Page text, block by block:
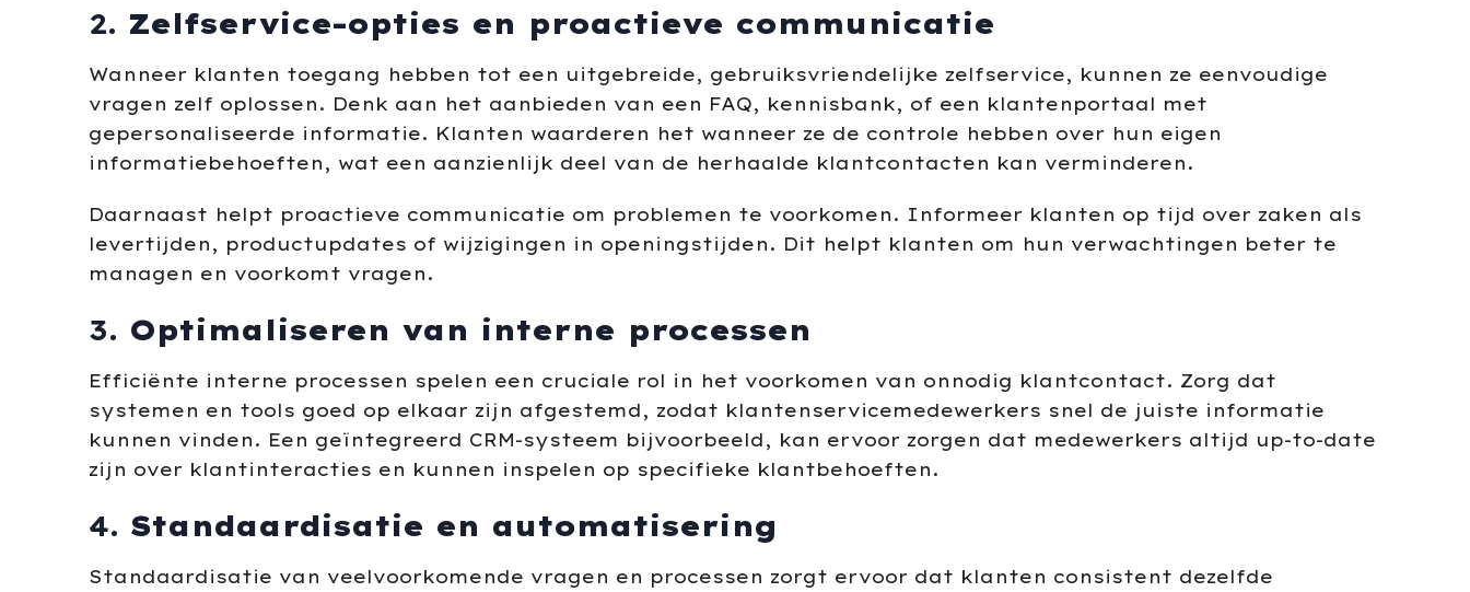
2. Zelfservice-opties en proactieve communicatie
Wanneer klanten toegang hebben tot een uitgebreide, gebruiksvriendelijke zelfservice, kunnen ze eenvoudige
vragen zelf oplossen. Denk aan het aanbieden van een FAQ, kennisbank, of een klantenportaal met
gepersonaliseerde informatie. Klanten waarderen het wanneer ze de controle hebben over hun eigen
informatiebehoeften, wat een aanzienlijk deel van de herhaalde klantcontacten kan verminderen.
Daarnaast helpt proactieve communicatie om problemen te voorkomen. Informeer klanten op tijd over zaken als
levertijden, productupdates of wijzigingen in openingstijden. Dit helpt klanten om hun verwachtingen beter te
managen en voorkomt vragen.
3. Optimaliseren van interne processen
Efficiënte interne processen spelen een cruciale rol in het voorkomen van onnodig klantcontact. Zorg dat
systemen en tools goed op elkaar zijn afgestemd, zodat klantenservicemedewerkers snel de juiste informatie
kunnen vinden. Een geïntegreerd CRM-systeem bijvoorbeeld, kan ervoor zorgen dat medewerkers altijd up-to-date
zijn over klantinteracties en kunnen inspelen op specifieke klantbehoeften.
4. Standaardisatie en automatisering
Standaardisatie van veelvoorkomende vragen en processen zorgt ervoor dat klanten consistent dezelfde